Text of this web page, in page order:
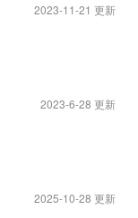
2023-11-21 更新
2023-6-28 更新
2025-10-28 更新